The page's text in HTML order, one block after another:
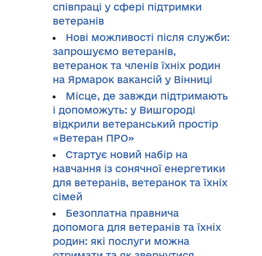
співпраці у сфері підтримки
ветеранів
Нові можливості після служби:
запрошуємо ветеранів,
ветеранок та членів їхніх родин
на Ярмарок вакансій у Вінниці
Місце, де завжди підтримають
і допоможуть: у Вишгороді
відкрили ветеранський простір
«Ветеран ПРО»
Стартує новий набір на
навчання із сонячної енергетики
для ветеранів, ветеранок та їхніх
сімей
Безоплатна правнича
допомога для ветеранів та їхніх
родин: які послуги можна